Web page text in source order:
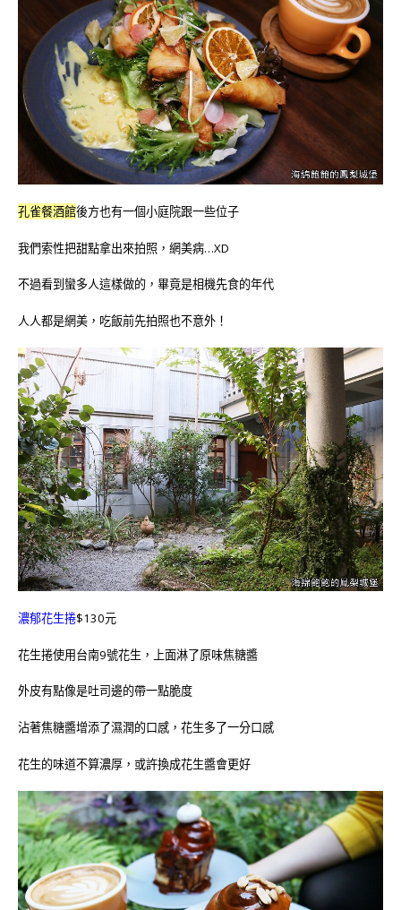
孔雀餐酒館後方也有一個小庭院跟一些位子
我們索性把甜點拿出來拍照，網美病…XD
不過看到蠻多人這樣做的，畢竟是相機先食的年代
人人都是網美，吃飯前先拍照也不意外！
濃郁花生捲$130元
花生捲使用台南9號花生，上面淋了原味焦糖醬
外皮有點像是吐司邊的帶一點脆度
沾著焦糖醬增添了濕潤的口感，花生多了一分口感
花生的味道不算濃厚，或許換成花生醬會更好